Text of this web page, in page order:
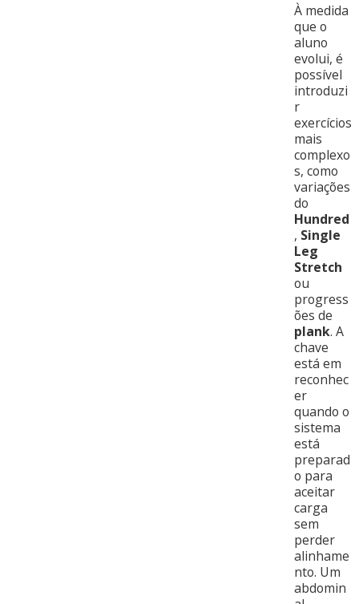
À medida
que o
aluno
evolui, é
possível
introduzi
r
exercícios
mais
complexo
s, como
variações
do
Hundred
, Single
Leg
Stretch
ou
progress
ões de
plank. A
chave
está em
reconhec
er
quando o
sistema
está
preparad
o para
aceitar
carga
sem
perder
alinhame
nto. Um
abdomin